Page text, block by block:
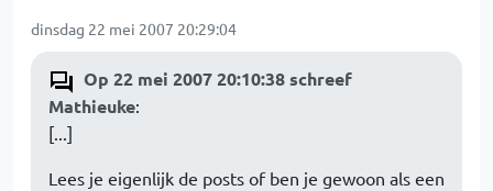
dinsdag 22 mei 2007 20:29:04
Op 22 mei 2007 20:10:38 schreef
Mathieuke:
[...]
Lees je eigenlijk de posts of ben je gewoon als een